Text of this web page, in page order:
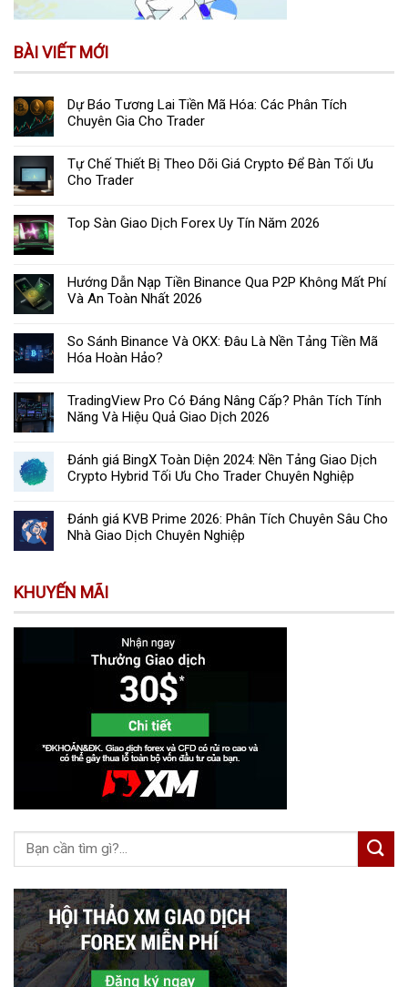
BÀI VIẾT MỚI
Dự Báo Tương Lai Tiền Mã Hóa: Các Phân Tích
Chuyên Gia Cho Trader
Tự Chế Thiết Bị Theo Dõi Giá Crypto Để Bàn Tối Ưu
Cho Trader
Top Sàn Giao Dịch Forex Uy Tín Năm 2026
Hướng Dẫn Nạp Tiền Binance Qua P2P Không Mất Phí
Và An Toàn Nhất 2026
So Sánh Binance Và OKX: Đâu Là Nền Tảng Tiền Mã
Hóa Hoàn Hảo?
TradingView Pro Có Đáng Nâng Cấp? Phân Tích Tính
Năng Và Hiệu Quả Giao Dịch 2026
Đánh giá BingX Toàn Diện 2024: Nền Tảng Giao Dịch
Crypto Hybrid Tối Ưu Cho Trader Chuyên Nghiệp
Đánh giá KVB Prime 2026: Phân Tích Chuyên Sâu Cho
Nhà Giao Dịch Chuyên Nghiệp
KHUYẾN MÃI